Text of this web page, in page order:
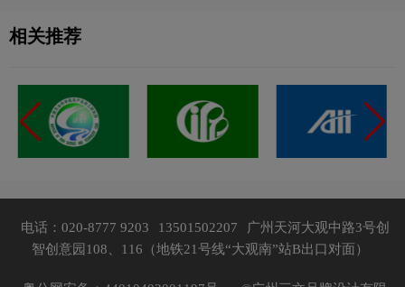
相关推荐
电话：020-8777 9203 13501502207
广州天河大观中路3号创
智创意园108、116（地铁21号线“大观南”站B出口对面）